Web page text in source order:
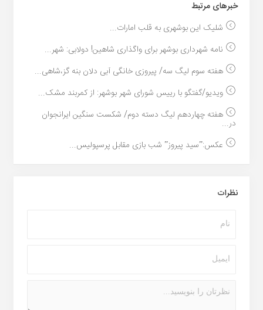
خبر‌های مرتبط
شلیک این بوشهری به قلب امارات...
نامه شهرداری بوشهر برای واگذاری شاهین! دولابی: شهر...
هفته سوم لیگ سه/ پیروزی خانگی آبی دلان بنه گز،شاهی...
ویدیو/گفتگو با رییس شورای شهر بوشهر: از کمربند مشک...
هفته چهاردهم لیگ دسته دوم/ شکست سنگین ایرانجوان
در...
عکس:”سید پیروز” شب بازی مقابل پرسپولیس...
نظرات